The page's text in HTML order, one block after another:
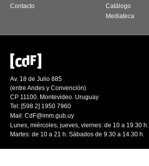
Contacto
Catálogo
Mediateca
Av. 18 de Julio 885
(entre Andes y Convención)
CP 11100. Montevideo. Uruguay
Tel: [598 2] 1950 7960
Mail: CdF@imm.gub.uy
Lunes, miércoles, jueves, viernes: de 10 a 19.30 h.
Martes: de 10 a 21 h. Sábados de 9.30 a 14.30 h.